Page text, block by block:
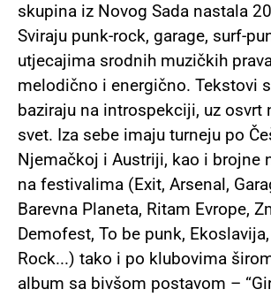
skupina iz Novog Sada nastala
Sviraju punk-rock, garage, surf-
utjecajima srodnih muzičkih
melodično i energično. Tekstovi
baziraju na introspekciji, uz osvrt
svet. Iza sebe imaju turneju po
Njemačkoj i Austriji, kao i brojne
na festivalima (Exit, Arsenal,
Barevna Planeta, Ritam Evrope,
Demofest, To be punk,
Rock...) tako i po klubovima
album sa bivšom postavom –